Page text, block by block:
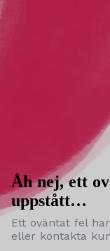
Åh nej, ett
uppstått…
Ett oväntat fel
eller kontakta